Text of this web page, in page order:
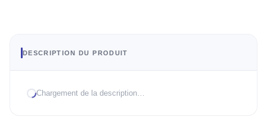
DESCRIPTION DU PRODUIT
Chargement de la description…